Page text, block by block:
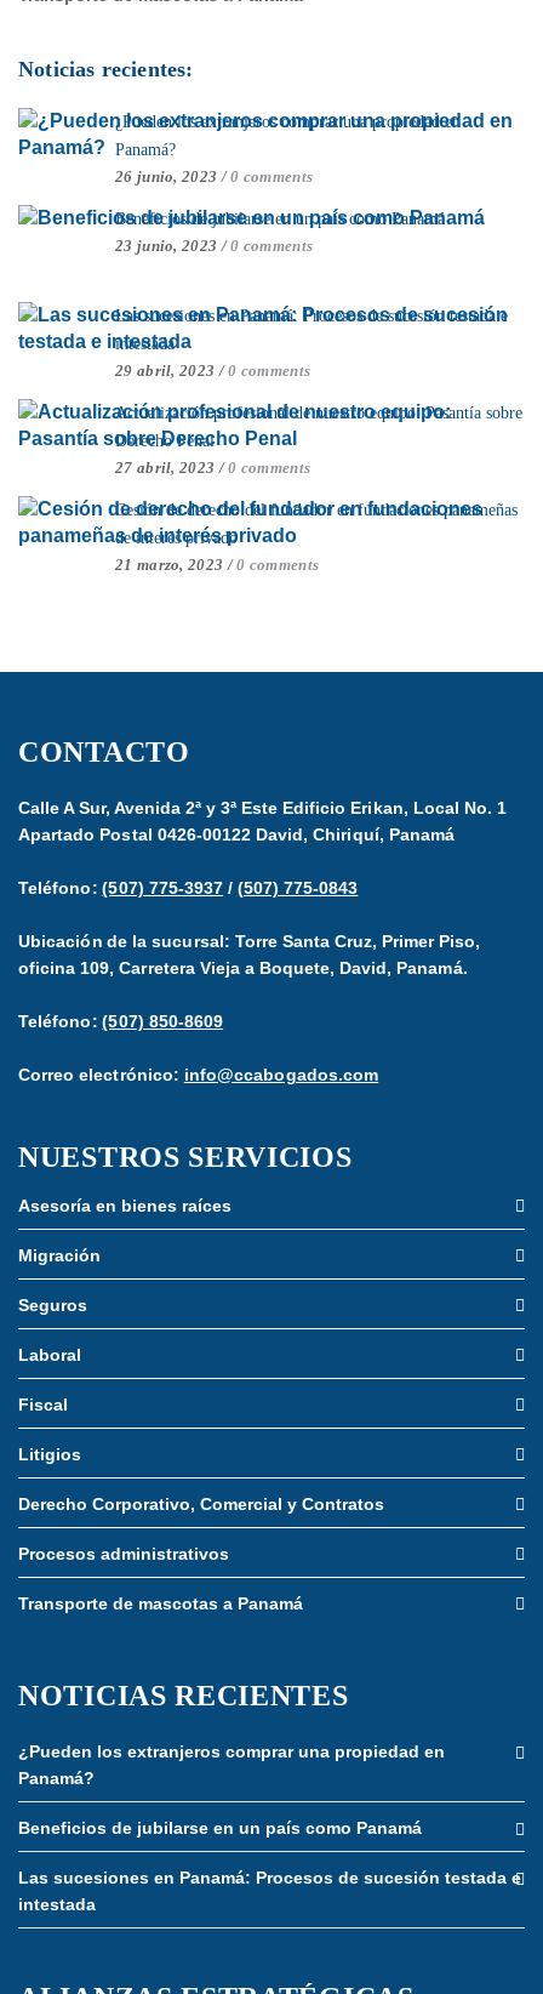
Noticias recientes:
¿Pueden los extranjeros comprar una propiedad en
Panamá?
26 junio, 2023 /0 comments
Beneficios de jubilarse en un país como Panamá
23 junio, 2023 /0 comments
Las sucesiones en Panamá: Procesos de sucesión testada e
intestada
29 abril, 2023 /0 comments
Actualización profesional de nuestro equipo: Pasantía sobre
Derecho Penal
27 abril, 2023 /0 comments
Cesión de derecho del fundador en fundaciones panameñas
de interés privado
21 marzo, 2023 /0 comments
CONTACTO
Calle A Sur, Avenida 2ª y 3ª Este Edificio Erikan, Local No. 1
Apartado Postal 0426-00122 David, Chiriquí, Panamá
Teléfono:(507) 775-3937 / (507) 775-0843
Ubicación de la sucursal: Torre Santa Cruz, Primer Piso,
oficina 109, Carretera Vieja a Boquete, David, Panamá.
Teléfono:(507) 850-8609
Correo electrónico: info@ccabogados.com
NUESTROS SERVICIOS
Asesoría en bienes raíces
Migración
Seguros
Laboral
Fiscal
Litigios
Derecho Corporativo, Comercial y Contratos
Procesos administrativos
Transporte de mascotas a Panamá
NOTICIAS RECIENTES
¿Pueden los extranjeros comprar una propiedad en
Panamá?
Beneficios de jubilarse en un país como Panamá
Las sucesiones en Panamá: Procesos de sucesión testada e
intestada